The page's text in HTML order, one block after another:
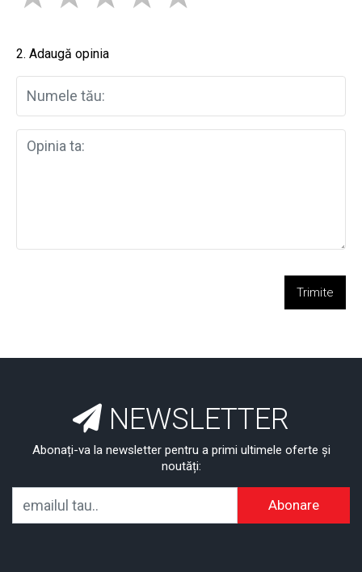
2. Adaugă opinia
Trimite
NEWSLETTER
Abonați-va la newsletter pentru a primi ultimele oferte și
noutăți:
Abonare